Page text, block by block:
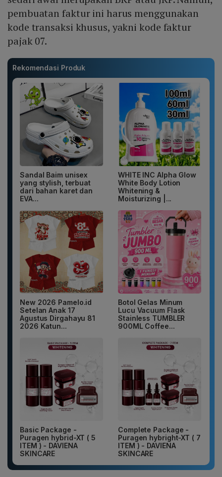
pembuatan faktur ini harus menggunakan
kode transaksi khusus, yakni kode faktur
pajak 07.
Rekomendasi Produk
Sandal Baim unisex
yang stylish, terbuat
dari bahan karet dan
EVA...
WHITE INC Alpha Glow
White Body Lotion
Whitening &
Moisturizing |...
New 2026 Pamelo.id
Setelan Anak 17
Agustus Dirgahayu 81
2026 Katun...
Botol Gelas Minum
Lucu Vacuum Flask
Stainless TUMBLER
900ML Coffee...
Basic Package -
Puragen hybrid-XT ( 5
ITEM ) - DAVIENA
SKINCARE
Complete Package -
Puragen hybright-XT ( 7
ITEM ) - DAVIENA
SKINCARE